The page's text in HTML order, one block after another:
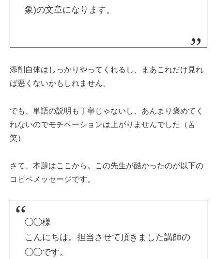
象)の文章になります。
添削自体はしっかりやってくれるし、まあこれだけ見れ
ば悪くないかもしれません。
でも、単語の説明も丁寧じゃないし、あんまり褒めてく
れないのでモチベーションは上がりませんでした（苦
笑）
さて、本題はここから。この先生が酷かったのが以下の
コピペメッセージです。
◯◯様
こんにちは。担当させて頂きました講師の
◯◯です。